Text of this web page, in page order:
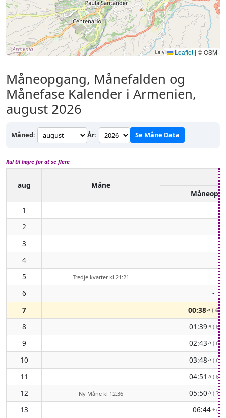
Leaflet | © OSM
Måneopgang, Månefalden og
Månefase Kalender i Armenien,
august 2026
Måned: År: Se Måne Data
Rul til højre for at se flere
aug
Måne
1
2
3
4
5
Tredje kvarter kl 21:21
6
-
7
00:38↑( 65°
8 01:39↑( 62°
9 02:43↑( 62°
10 03:48↑( 64°
11 04:51 ↑( 68°
12 Ny Måne kl 12:36 05:50↑( 73°
13 06:44↑(